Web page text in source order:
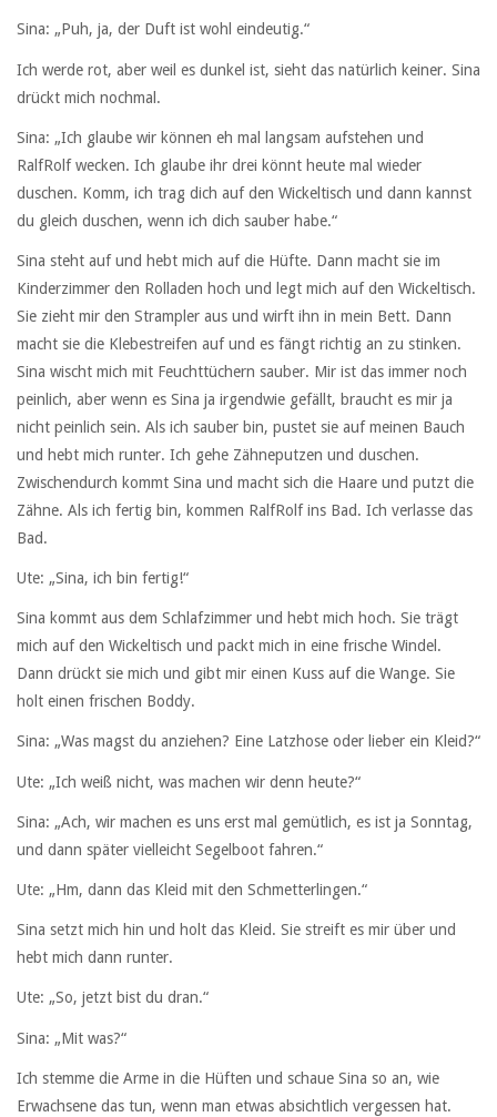
Sina: „Puh, ja, der Duft ist wohl eindeutig.“
Ich werde rot, aber weil es dunkel ist, sieht das natürlich keiner. Sina
drückt mich nochmal.
Sina: „Ich glaube wir können eh mal langsam aufstehen und
RalfRolf wecken. Ich glaube ihr drei könnt heute mal wieder
duschen. Komm, ich trag dich auf den Wickeltisch und dann kannst
du gleich duschen, wenn ich dich sauber habe.“
Sina steht auf und hebt mich auf die Hüfte. Dann macht sie im
Kinderzimmer den Rolladen hoch und legt mich auf den Wickeltisch.
Sie zieht mir den Strampler aus und wirft ihn in mein Bett. Dann
macht sie die Klebestreifen auf und es fängt richtig an zu stinken.
Sina wischt mich mit Feuchttüchern sauber. Mir ist das immer noch
peinlich, aber wenn es Sina ja irgendwie gefällt, braucht es mir ja
nicht peinlich sein. Als ich sauber bin, pustet sie auf meinen Bauch
und hebt mich runter. Ich gehe Zähneputzen und duschen.
Zwischendurch kommt Sina und macht sich die Haare und putzt die
Zähne. Als ich fertig bin, kommen RalfRolf ins Bad. Ich verlasse das
Bad.
Ute: „Sina, ich bin fertig!“
Sina kommt aus dem Schlafzimmer und hebt mich hoch. Sie trägt
mich auf den Wickeltisch und packt mich in eine frische Windel.
Dann drückt sie mich und gibt mir einen Kuss auf die Wange. Sie
holt einen frischen Boddy.
Sina: „Was magst du anziehen? Eine Latzhose oder lieber ein Kleid?“
Ute: „Ich weiß nicht, was machen wir denn heute?“
Sina: „Ach, wir machen es uns erst mal gemütlich, es ist ja Sonntag,
und dann später vielleicht Segelboot fahren.“
Ute: „Hm, dann das Kleid mit den Schmetterlingen.“
Sina setzt mich hin und holt das Kleid. Sie streift es mir über und
hebt mich dann runter.
Ute: „So, jetzt bist du dran.“
Sina: „Mit was?“
Ich stemme die Arme in die Hüften und schaue Sina so an, wie
Erwachsene das tun, wenn man etwas absichtlich vergessen hat.